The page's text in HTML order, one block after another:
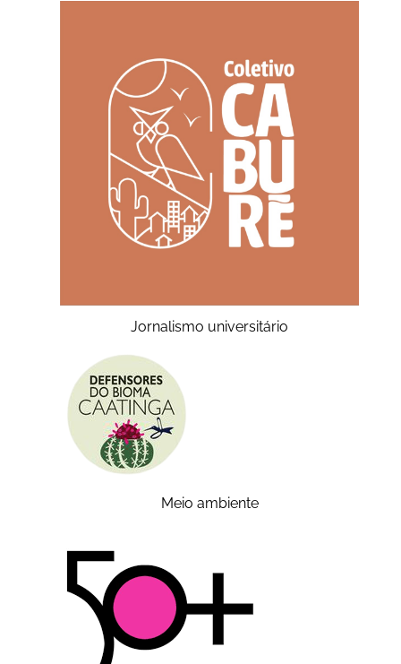
Jornalismo universitário
Meio ambiente